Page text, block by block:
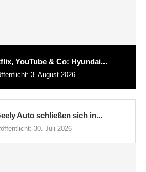
YouTube & Co: Hyundai...
3. August 2026
Auto schließen sich in...
30. Juli 2026